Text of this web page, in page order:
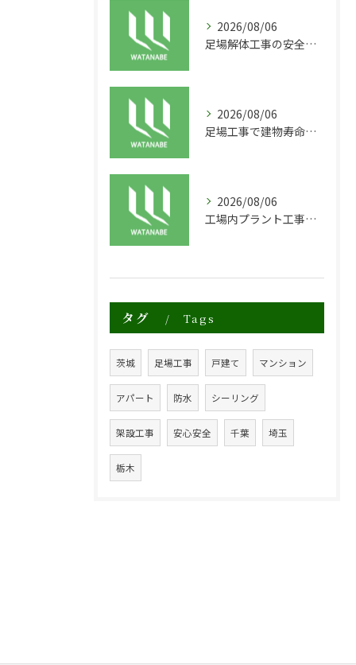
2026/08/06
足場解体工事の安全性と効率化のポイント
2026/08/06
足場工事で建物寿命を守る外装塗装の重要性
2026/08/06
工場内プラント工事に適した足場の安全対策と実践例
タグ Tags
茨城 足場工事 戸建て マンション
アパート 防水 シーリング
架設工事 安心安全 千葉 埼玉
栃木